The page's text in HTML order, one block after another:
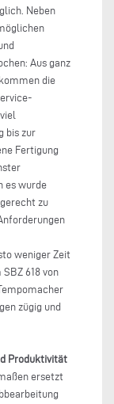
Neben
Aus ganz
die
bis zur
Fertigung
es wurde
zu
weniger Zeit
618 von
zügig und
Produktivität
ersetzt